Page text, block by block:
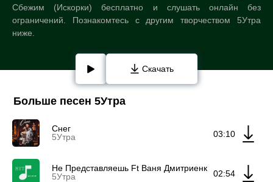
Сбежим (Искорки) бесплатно и слушать онлайн без
ограничений. Познакомтесь с другим творчеством 5Утра
ниже.
Скачать
Больше песен 5Утра
Снег
5Утра
03:10
Не Представляешь Ft Ваня Дмитриенко
5Утра
02:54